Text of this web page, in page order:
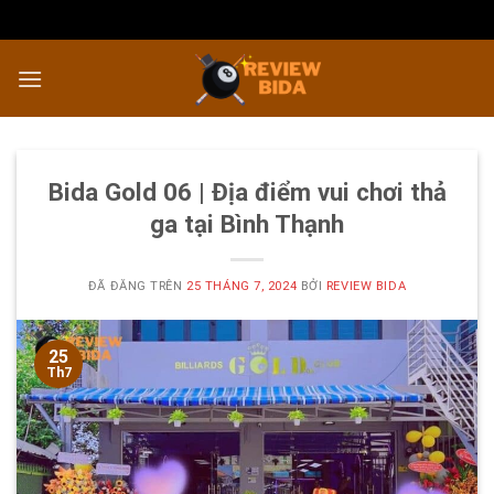
đến
nội
Bida Gold 06 | Địa điểm vui chơi thả
ga tại Bình Thạnh
ĐÃ ĐĂNG TRÊN 25 THÁNG 7, 2024 BỞI REVIEW BIDA
25
Th7